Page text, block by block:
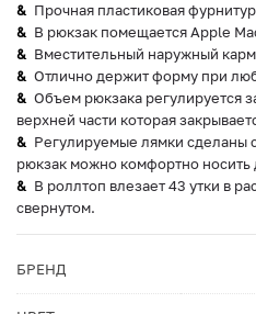
Прочная пластиковая
В рюкзак помещается Apple
Вместительный наружный
Отлично держит форму при
Объем рюкзака регулируется
верхней части которая
Регулируемые лямки сделаны
рюкзак можно комфортно носить
В роллтоп влезает 43 утки в
свернутом.
БРЕНД